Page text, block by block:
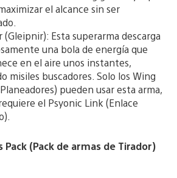
el alcance sin ser
(Gleipnir): Esta superarma descarga
una bola de energía que
en el aire unos instantes,
misiles buscadores. Solo los Wing
pueden usar esta arma,
el Psyonic Link (Enlace
Pack (Pack de armas de Tirador)